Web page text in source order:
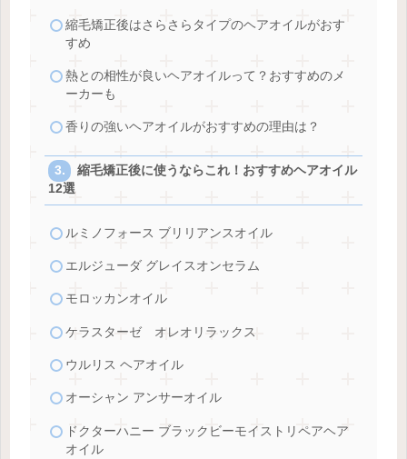
縮毛矯正後はさらさらタイプのヘアオイルがおす
すめ
熱との相性が良いヘアオイルって？おすすめのメ
ーカーも
香りの強いヘアオイルがおすすめの理由は？
縮毛矯正後に使うならこれ！おすすめヘアオイル
12選
ルミノフォース ブリリアンスオイル
エルジューダ グレイスオンセラム
モロッカンオイル
ケラスターゼ オレオリラックス
ウルリス ヘアオイル
オーシャン アンサーオイル
ドクターハニー ブラックビーモイストリペアヘア
オイル